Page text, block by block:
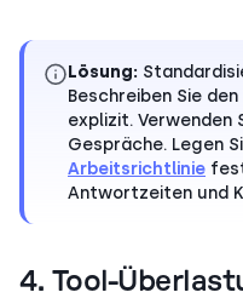
Lösung:
Beschreiben Sie
explizit. Verwenden
Gespräche. Legen
Arbeitsrichtlinie
Antwortzeiten und
4. Tool-